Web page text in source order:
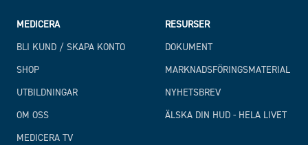
MEDICERA
BLI KUND / SKAPA KONTO
SHOP
UTBILDNINGAR
OM OSS
MEDICERA TV
RESURSER
DOKUMENT
MARKNADSFÖRINGSMATERIAL
NYHETSBREV
ÄLSKA DIN HUD - HELA LIVET